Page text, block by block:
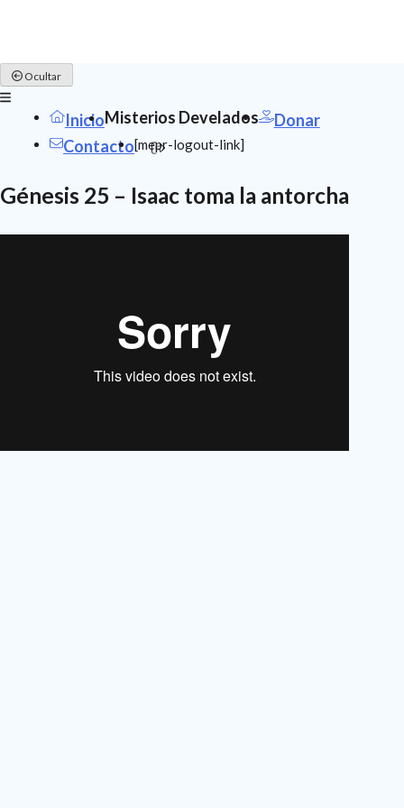
Skip
to
content
Ocultar
InicioMisterios Develados
Donar
Contacto[mepr-logout-link]
Génesis 25 – Isaac toma la antorcha